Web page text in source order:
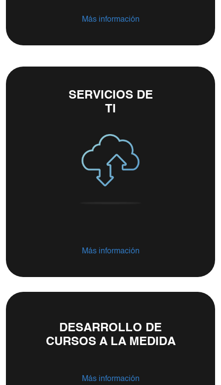
Más información
SERVICIOS DE
TI
Más información
DESARROLLO DE
CURSOS A LA MEDIDA
Más información